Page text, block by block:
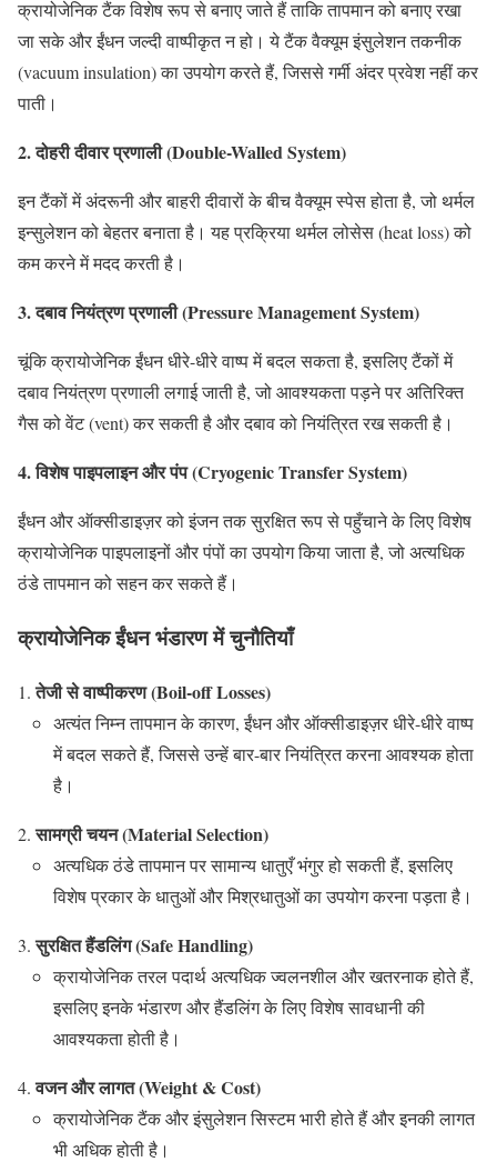
क्रायोजेनिक टैंक विशेष रूप से बनाए जाते हैं ताकि तापमान को बनाए रखा
जा सके और ईंधन जल्दी वाष्पीकृत न हो। ये टैंक वैक्यूम इंसुलेशन तकनीक
(vacuum insulation) का उपयोग करते हैं, जिससे गर्मी अंदर प्रवेश नहीं कर
पाती।
2. दोहरी दीवार प्रणाली (Double-Walled System)
इन टैंकों में अंदरूनी और बाहरी दीवारों के बीच वैक्यूम स्पेस होता है, जो थर्मल
इन्सुलेशन को बेहतर बनाता है। यह प्रक्रिया थर्मल लोसेस (heat loss) को
कम करने में मदद करती है।
3. दबाव नियंत्रण प्रणाली (Pressure Management System)
चूंकि क्रायोजेनिक ईंधन धीरे-धीरे वाष्प में बदल सकता है, इसलिए टैंकों में
दबाव नियंत्रण प्रणाली लगाई जाती है, जो आवश्यकता पड़ने पर अतिरिक्त
गैस को वेंट (vent) कर सकती है और दबाव को नियंत्रित रख सकती है।
4. विशेष पाइपलाइन और पंप (Cryogenic Transfer System)
ईंधन और ऑक्सीडाइज़र को इंजन तक सुरक्षित रूप से पहुँचाने के लिए विशेष
क्रायोजेनिक पाइपलाइनों और पंपों का उपयोग किया जाता है, जो अत्यधिक
ठंडे तापमान को सहन कर सकते हैं।
क्रायोजेनिक ईंधन भंडारण में चुनौतियाँ
तेजी से वाष्पीकरण (Boil-off Losses)
अत्यंत निम्न तापमान के कारण, ईंधन और ऑक्सीडाइज़र धीरे-धीरे वाष्प
में बदल सकते हैं, जिससे उन्हें बार-बार नियंत्रित करना आवश्यक होता
है।
सामग्री चयन (Material Selection)
अत्यधिक ठंडे तापमान पर सामान्य धातुएँ भंगुर हो सकती हैं, इसलिए
विशेष प्रकार के धातुओं और मिश्रधातुओं का उपयोग करना पड़ता है।
सुरक्षित हैंडलिंग (Safe Handling)
क्रायोजेनिक तरल पदार्थ अत्यधिक ज्वलनशील और खतरनाक होते हैं,
इसलिए इनके भंडारण और हैंडलिंग के लिए विशेष सावधानी की
आवश्यकता होती है।
वजन और लागत (Weight & Cost)
क्रायोजेनिक टैंक और इंसुलेशन सिस्टम भारी होते हैं और इनकी लागत
भी अधिक होती है।